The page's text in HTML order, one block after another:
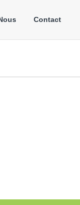
Contact